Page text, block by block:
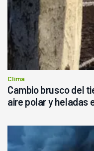
Clima
Cambio brusco del
aire polar y heladas